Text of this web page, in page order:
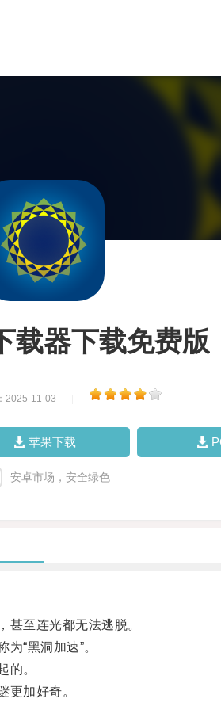
载器下载免费版
2025-11-03
苹果下载
安卓市场，安全绿色
至连光都无法逃脱。
“黑洞加速”。
的。
加好奇。